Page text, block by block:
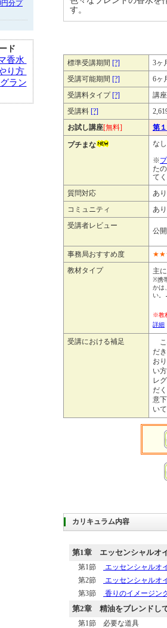
分プ
ド
香水
り方
ラン
す。
標準受講期間 [?]
3ヶ
受講可能期間 [?]
6ヶ
受講料タイプ[?]
講
受講料 [?]
お試し講座[無料] 第
プチまな
なし
※
た
て
質問対応
あり
コミュニティ
あ
受講者レビュー
公
事務局おすすめ度 ★★
教材タイプ
主
※携
かは
い。
※教
詳細
受講における補足
こ
だ
お
い
レ
だ
意
い
カリキュラム内容
第1章 エッセンシャルオ
第1節 エッセンシャルオ
第2節
エッセンシャルオ
第3節
香りのイメージン
第2章 精油をブレンドし
第1節 必要な道具